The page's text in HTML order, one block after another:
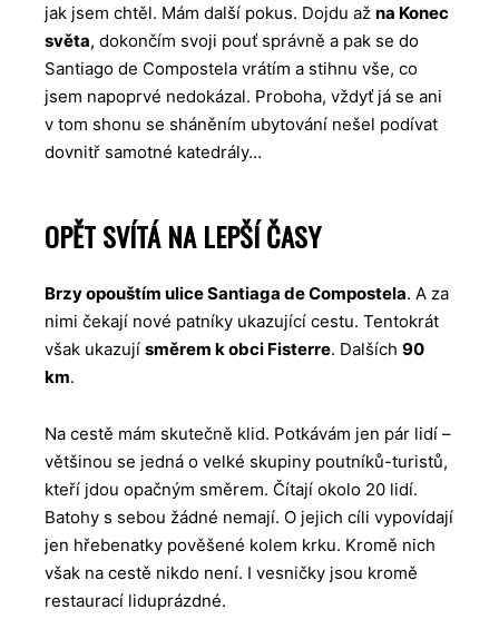
jak jsem chtěl. Mám další pokus. Dojdu až na Konec
světa, dokončím svoji pouť správně a pak se do
Santiago de Compostela vrátím a stihnu vše, co
jsem napoprvé nedokázal. Proboha, vždyť já se ani
v tom shonu se sháněním ubytování nešel podívat
dovnitř samotné katedrály…
OPĚT SVÍTÁ NA LEPŠÍ ČASY
Brzy opouštím ulice Santiaga de Compostela. A za
nimi čekají nové patníky ukazující cestu. Tentokrát
však ukazují směrem k obci Fisterre. Dalších 90
km.
Na cestě mám skutečně klid. Potkávám jen pár lidí –
většinou se jedná o velké skupiny poutníků-turistů,
kteří jdou opačným směrem. Čítají okolo 20 lidí.
Batohy s sebou žádné nemají. O jejich cíli vypovídají
jen hřebenatky pověšené kolem krku. Kromě nich
však na cestě nikdo není. I vesničky jsou kromě
restaurací liduprázdné.